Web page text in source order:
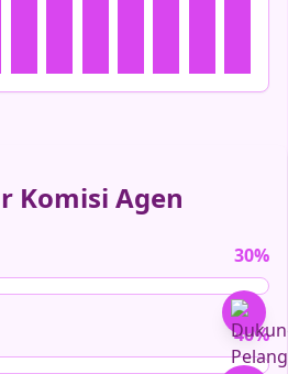
Komisi Agen
30%
40%